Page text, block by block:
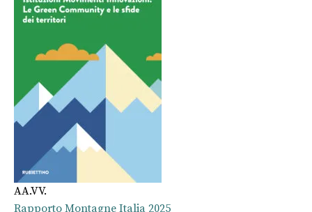
AA.VV.
Rapporto Montagne Italia 2025